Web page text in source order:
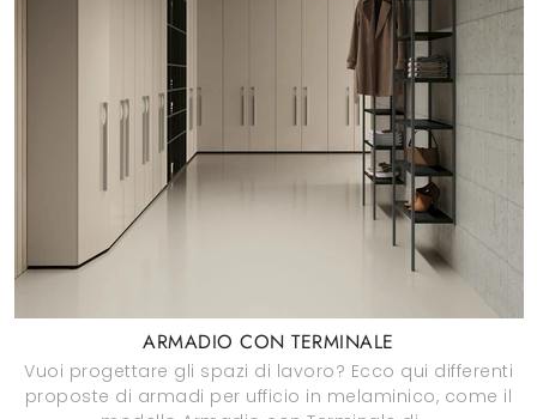
ARMADIO CON TERMINALE
Vuoi progettare gli spazi di lavoro? Ecco qui differenti
proposte di armadi per ufficio in melaminico, come il